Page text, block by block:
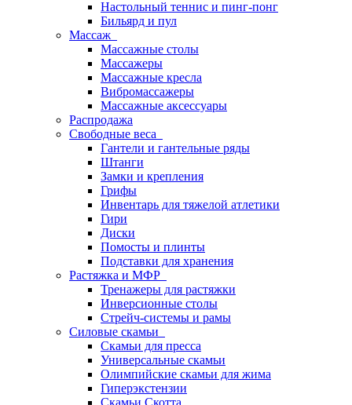
Настольный теннис и пинг-понг
Бильярд и пул
Массаж
Массажные столы
Массажеры
Массажные кресла
Вибромассажеры
Массажные аксессуары
Распродажа
Свободные веса
Гантели и гантельные ряды
Штанги
Замки и крепления
Грифы
Инвентарь для тяжелой атлетики
Гири
Диски
Помосты и плинты
Подставки для хранения
Растяжка и МФР
Тренажеры для растяжки
Инверсионные столы
Стрейч-системы и рамы
Силовые скамьи
Скамьи для пресса
Универсальные скамьи
Олимпийские скамьи для жима
Гиперэкстензии
Скамьи Скотта